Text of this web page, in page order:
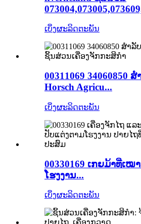
ເບິ່ງຜະລິດຕະພັນ
00311069 34060850
Horsch Agricu...
ເບິ່ງຜະລິດຕະພັນ
00330169 ເກຍມ້າທີ່ເໝ
ໂຮງງານ...
ເບິ່ງຜະລິດຕະພັນ